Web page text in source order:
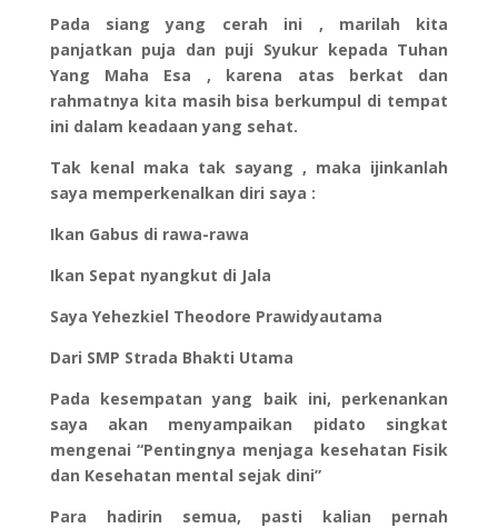
Pada siang yang cerah ini , marilah kita
panjatkan puja dan puji Syukur kepada Tuhan
Yang Maha Esa , karena atas berkat dan
rahmatnya kita masih bisa berkumpul di tempat
ini dalam keadaan yang sehat.
Tak kenal maka tak sayang , maka ijinkanlah
saya memperkenalkan diri saya :
Ikan Gabus di rawa-rawa
Ikan Sepat nyangkut di Jala
Saya Yehezkiel Theodore Prawidyautama
Dari SMP Strada Bhakti Utama
Pada kesempatan yang baik ini, perkenankan
saya akan menyampaikan pidato singkat
mengenai “Pentingnya menjaga kesehatan Fisik
dan Kesehatan mental sejak dini”
Para hadirin semua, pasti kalian pernah